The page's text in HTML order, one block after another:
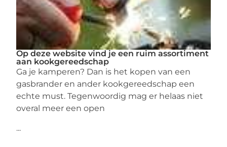
Op deze website vind je een ruim assortiment
aan kookgereedschap
Ga je kamperen? Dan is het kopen van een
gasbrander en ander kookgereedschap een
echte must. Tegenwoordig mag er helaas niet
overal meer een open
...